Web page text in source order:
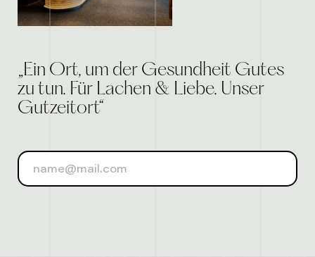
„Ein Ort, um der Gesundheit Gutes
zu tun. Für Lachen & Liebe. Unser
Gutzeitort“